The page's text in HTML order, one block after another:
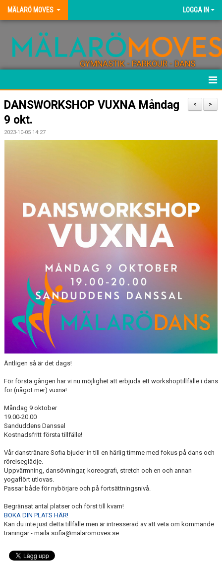
MÄLARÖ MOVES LOGGA IN
GYMNASTIK - PARKOUR - DANS
HEM
NYHETER
KONTAKT
FÖRENINGSKLÄDER
VANLIGA FRÅGOR
MINI Ö-CUPEN
PARAGYMNASTIK
WORLD GYMNAESTRADA
>
<
DANSWORKSHOP VUXNA Måndag
9 okt.
2023-10-05 14:27
Äntligen så är det dags!
För första gången har vi nu möjlighet att erbjuda ett workshoptillfälle i dans
för (något mer) vuxna!
Måndag 9 oktober
19.00-20.00
Sanduddens Danssal
Kostnadsfritt första tillfälle!
Vår danstränare Sofia bjuder in till en härlig timme med fokus på dans och
rörelseglädje.
Uppvärmning, dansövningar, koreografi, stretch och en och annan
yogaflört utlovas.
Passar både för nybörjare och på fortsättningsnivå.
Begränsat antal platser och först till kvarn!
BOKA DIN PLATS HÄR!
Kan du inte just detta tillfälle men är intresserad av att veta om kommande
träningar - maila sofia@malaromoves.se